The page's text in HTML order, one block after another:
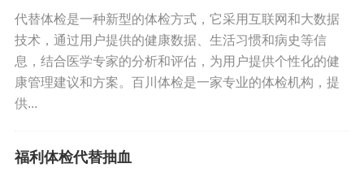
代替体检是一种新型的体检方式，它采用互联网和大数据
技术，通过用户提供的健康数据、生活习惯和病史等信
息，结合医学专家的分析和评估，为用户提供个性化的健
康管理建议和方案。百川体检是一家专业的体检机构，提
供...
福利体检代替抽血